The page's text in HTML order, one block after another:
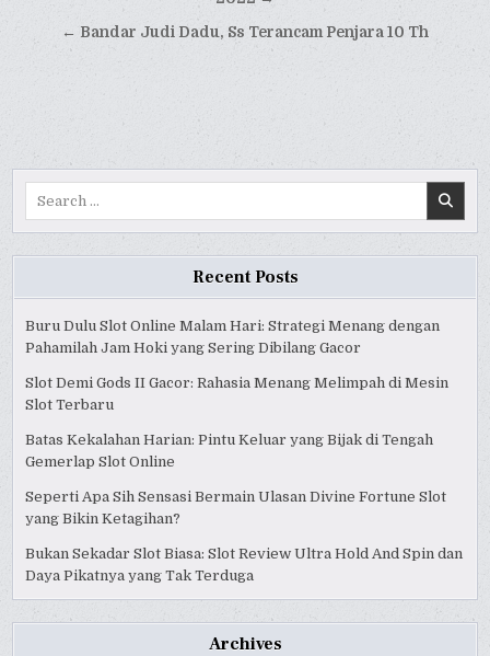
← Bandar Judi Dadu, Ss Terancam Penjara 10 Th
Recent Posts
Buru Dulu Slot Online Malam Hari: Strategi Menang dengan
Pahamilah Jam Hoki yang Sering Dibilang Gacor
Slot Demi Gods II Gacor: Rahasia Menang Melimpah di Mesin
Slot Terbaru
Batas Kekalahan Harian: Pintu Keluar yang Bijak di Tengah
Gemerlap Slot Online
Seperti Apa Sih Sensasi Bermain Ulasan Divine Fortune Slot
yang Bikin Ketagihan?
Bukan Sekadar Slot Biasa: Slot Review Ultra Hold And Spin dan
Daya Pikatnya yang Tak Terduga
Archives